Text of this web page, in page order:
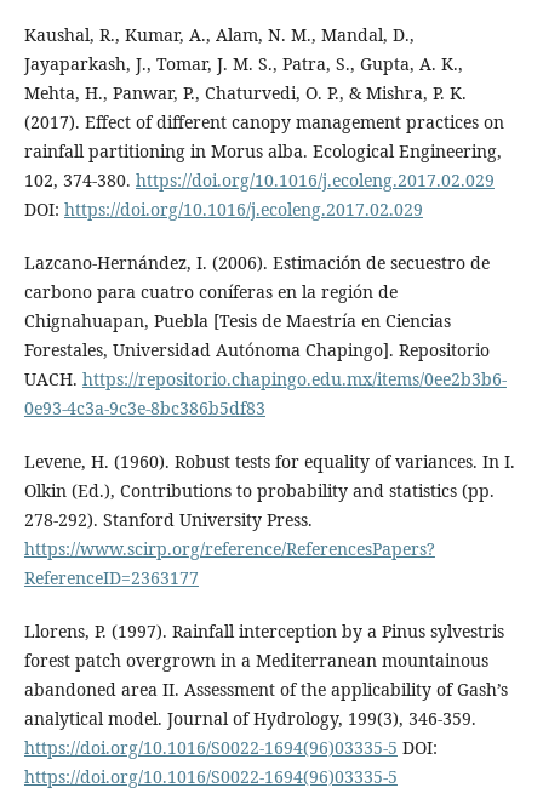
Kaushal, R., Kumar, A., Alam, N. M., Mandal, D.,
Jayaparkash, J., Tomar, J. M. S., Patra, S., Gupta, A. K.,
Mehta, H., Panwar, P., Chaturvedi, O. P., & Mishra, P. K.
(2017). Effect of different canopy management practices on
rainfall partitioning in Morus alba. Ecological Engineering,
102, 374-380. https://doi.org/10.1016/j.ecoleng.2017.02.029
DOI: https://doi.org/10.1016/j.ecoleng.2017.02.029
Lazcano-Hernández, I. (2006). Estimación de secuestro de
carbono para cuatro coníferas en la región de
Chignahuapan, Puebla [Tesis de Maestría en Ciencias
Forestales, Universidad Autónoma Chapingo]. Repositorio
UACH. https://repositorio.chapingo.edu.mx/items/0ee2b3b6-
0e93-4c3a-9c3e-8bc386b5df83
Levene, H. (1960). Robust tests for equality of variances. In I.
Olkin (Ed.), Contributions to probability and statistics (pp.
278-292). Stanford University Press.
https://www.scirp.org/reference/ReferencesPapers?
ReferenceID=2363177
Llorens, P. (1997). Rainfall interception by a Pinus sylvestris
forest patch overgrown in a Mediterranean mountainous
abandoned area II. Assessment of the applicability of Gash’s
analytical model. Journal of Hydrology, 199(3), 346-359.
https://doi.org/10.1016/S0022-1694(96)03335-5 DOI:
https://doi.org/10.1016/S0022-1694(96)03335-5